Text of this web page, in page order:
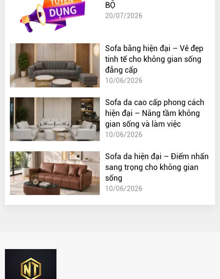
BỘ
20/07/2026
Sofa băng hiện đại – Vẻ đẹp
tinh tế cho không gian sống
đẳng cấp
10/06/2026
Sofa da cao cấp phong cách
hiện đại – Nâng tầm không
gian sống và làm việc
10/06/2026
Sofa da hiện đại – Điểm nhấn
sang trọng cho không gian
sống
10/06/2026